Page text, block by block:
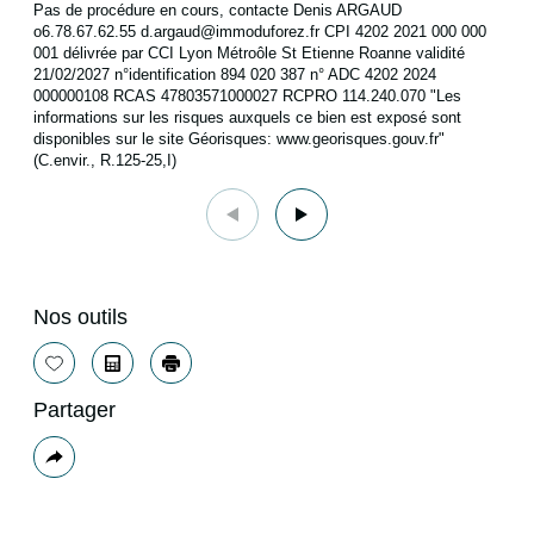
Pas de procédure en cours, contacte Denis ARGAUD
o6.78.67.62.55 d.argaud@immoduforez.fr CPI 4202 2021 000 000
001 délivrée par CCI Lyon Métroôle St Etienne Roanne validité
21/02/2027 n°identification 894 020 387 n° ADC 4202 2024
000000108 RCAS 47803571000027 RCPRO 114.240.070 "Les
informations sur les risques auxquels ce bien est exposé sont
disponibles sur le site Géorisques: www.georisques.gouv.fr"
(C.envir., R.125-25,I)
Nos outils
SélectionnerCalculatriceImprimer
Partager
Plus
de